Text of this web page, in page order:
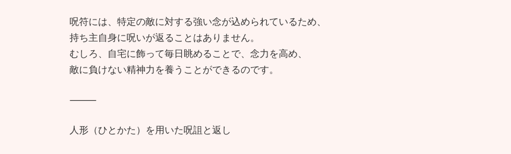
呪符には、特定の敵に対する強い念が込められているため、
持ち主自身に呪いが返ることはありません。
むしろ、自宅に飾って毎日眺めることで、念力を高め、
敵に負けない精神力を養うことができるのです。
⸻
人形（ひとかた）を用いた呪詛と返し